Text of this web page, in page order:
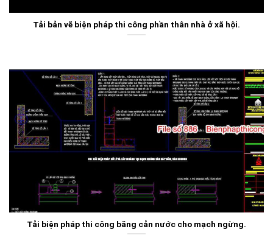
Tải bản vẽ biện pháp thi công phần thân nhà ở xã hội.
Tải biện pháp thi công băng cản nước cho mạch ngừng.